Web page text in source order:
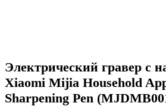
Электрический гравер с
Xiaomi Mijia Household
Sharpening Pen